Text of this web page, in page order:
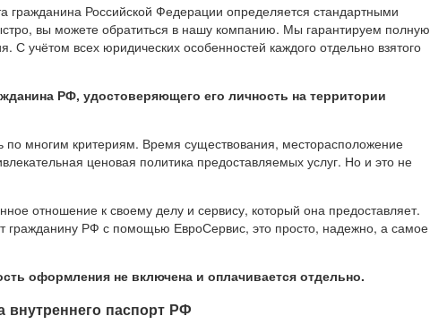
гражданина Российской Федерации определяется стандартными
вы можете обратиться в нашу компанию. Мы гарантируем полную
С учётом всех юридических особенностей каждого отдельно взятого
РФ, удостоверяющего его личность на территории
многим критериям. Время существования, месторасположение
ценовая политика предоставляемых услуг. Но и это не
отношение к своему делу и сервису, который она предоставляет.
гражданину РФ с помощью ЕвроСервис, это просто, надежно, а самое
оформления не включена и оплачивается отдельно.
внутреннего паспорт РФ